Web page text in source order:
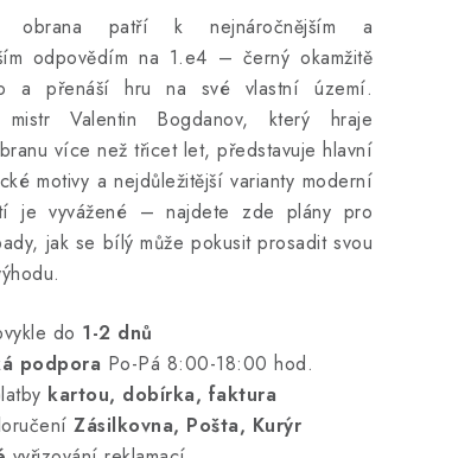
obrana patří k nejnáročnějším a
odpovědím na 1.e4 – černý okamžitě
a přenáší hru na své vlastní území.
mistr Valentin Bogdanov, který hraje
více než třicet let, představuje hlavní
motivy a nejdůležitější varianty moderní
je vyvážené – najdete zde plány pro
jak se bílý může pokusit prosadit svou
do 1-2 dnů
podpora Po-Pá 8:00-18:00 hod.
kartou, dobírka, faktura
Zásilkovna, Pošta, Kurýr